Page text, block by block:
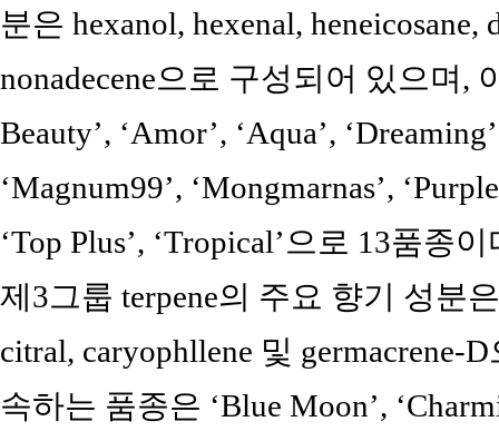
분은 hexanol, hexenal, heneicosane,
nonadecene으로 구성되어 있으며,
Beauty’, ‘Amor’, ‘Aqua’,
‘Magnum99’, ‘Mongmarnas’,
‘Top Plus’, ‘Tropical’으로 13품종이
제3그룹 terpene의 주요 향기 성분
citral, caryophllene 및 germacrene-
속하는 품종은 ‘Blue Moon’,